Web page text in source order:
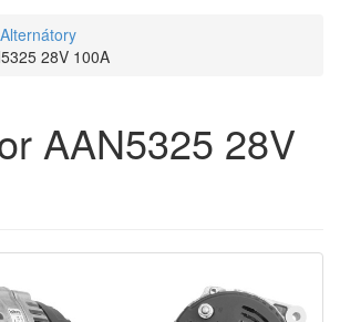
Alternátory
28V 100A
AAN5325 28V